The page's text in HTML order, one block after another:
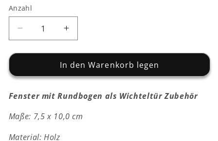
Anzahl
Verringere
die
Menge
Fenster
Rundbogen
Holz
Erhöhe
die
Menge
für
Fenster
Rundbogen
Holz
In den Warenkorb legen
Fenster mit Rundbogen als Wichteltür Zubehör
Maße: 7,5 x 10,0 cm
Material: Holz